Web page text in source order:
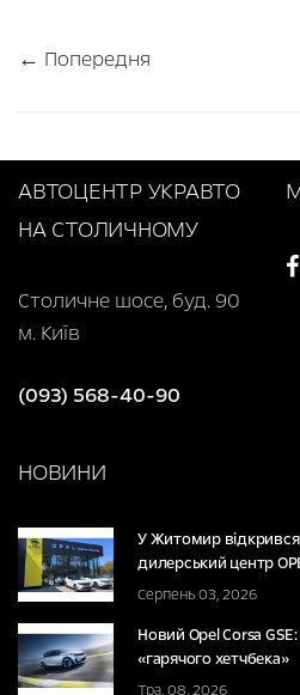
← Попередня
АВТОЦЕНТР УКРАВТО
НА СТОЛИЧНОМУ
Столичне шосе, буд. 90
м. Київ
(093) 568-40-90
НОВИНИ
У Житомир
дилерський центр
Серпень 03, 2026
Новий Opel Corsa
«гарячого хетчбека»
Тра. 08, 2026